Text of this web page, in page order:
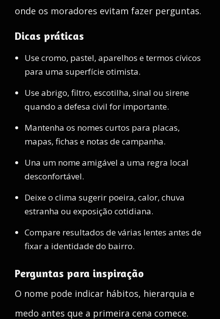
onde os moradores evitam fazer perguntas.
Dicas práticas
Use cromo, pastel, aparelhos e termos cívicos
para uma superfície otimista.
Use abrigo, filtro, escotilha, sinal ou sirene
quando a defesa civil for importante.
Mantenha os nomes curtos para placas,
mapas, fichas e notas de campanha.
Una um nome amigável a uma regra local
desconfortável.
Deixe o clima sugerir poeira, calor, chuva
estranha ou exposição cotidiana.
Compare resultados de várias lentes antes de
fixar a identidade do bairro.
Perguntas para inspiração
O nome pode indicar hábitos, hierarquia e
medo antes que a primeira cena comece.